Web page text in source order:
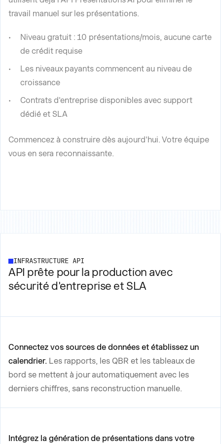
travail manuel sur les présentations.
Niveau gratuit : 10 présentations/mois, aucune carte
de crédit requise
Les niveaux payants commencent au niveau de
croissance
Contrats d'entreprise disponibles avec support
dédié et SLA
Commencez à construire dès aujourd'hui. Votre équipe
vous en sera reconnaissante.
INFRASTRUCTURE API
API prête pour la production avec
sécurité d'entreprise et SLA
Connectez vos sources de données et établissez un
calendrier. Les rapports, les QBR et les tableaux de
bord se mettent à jour automatiquement avec les
derniers chiffres, sans reconstruction manuelle.
Intégrez la génération de présentations dans votre